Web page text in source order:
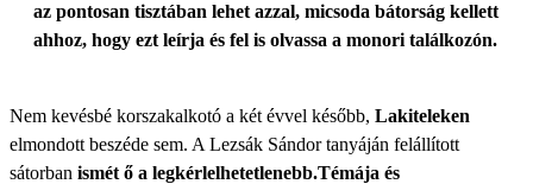
az pontosan tisztában lehet azzal, micsoda bátorság kellett
ahhoz, hogy ezt leírja és fel is olvassa a monori találkozón.
Nem kevésbé korszakalkotó a két évvel később, Lakiteleken
elmondott beszéde sem. A Lezsák Sándor tanyáján felállított
sátorban ismét ő a legkérlelhetetlenebb.Témája és